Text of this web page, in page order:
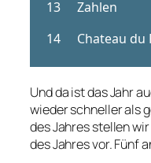
Und da ist das Jahr
wieder schneller als
des Jahres stellen
des Jahres vor. Fünf